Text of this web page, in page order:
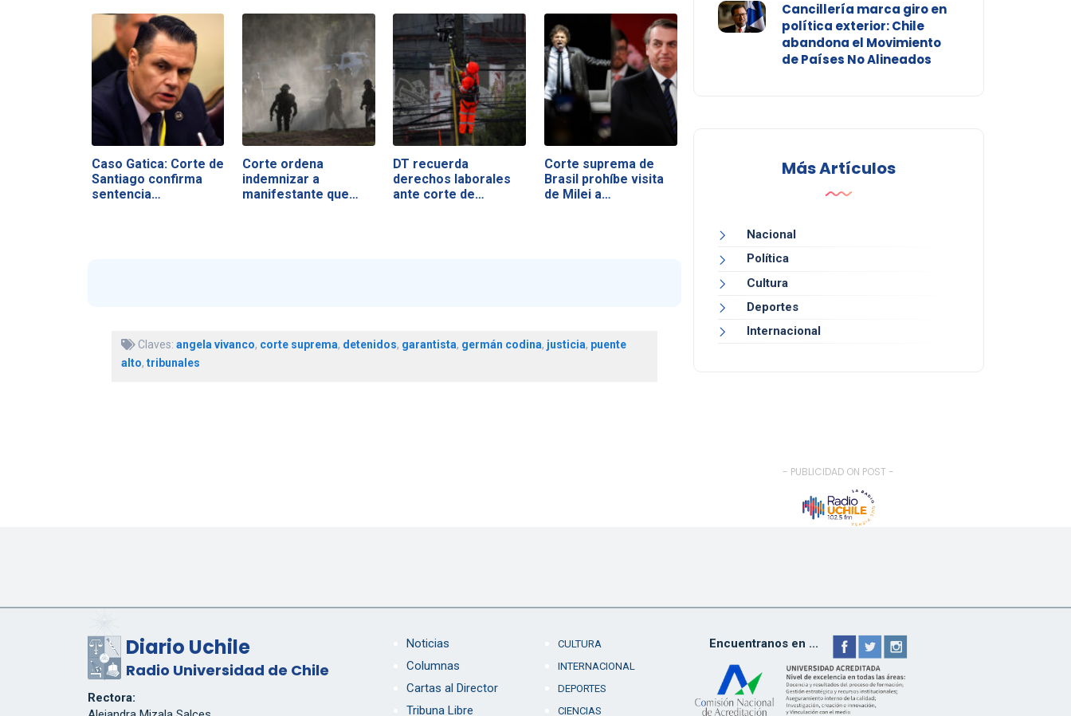
Caso Gatica: Corte de
Santiago confirma
sentencia…
Corte ordena
indemnizar a
manifestante que
DT recuerda
derechos laborales
ante corte de…
Corte suprema de
Brasil prohíbe visita
de Milei a…
Claves: angela vivanco, corte suprema, detenidos, garantista, germán codina, justicia, puente
alto, tribunales
Cancillería marca giro en
política exterior: Chile
abandona el Movimiento
de Países No Alineados
Más Artículos
Nacional
Política
Cultura
Deportes
Internacional
- PUBLICIDAD ON POST -
Diario Uchile
Radio Universidad de Chile
Rectora:
Noticias
Columnas
Cartas al Director
Tribuna Libre
CULTURA
INTERNACIONAL
DEPORTES
CIENCIAS
Encuentranos en ...